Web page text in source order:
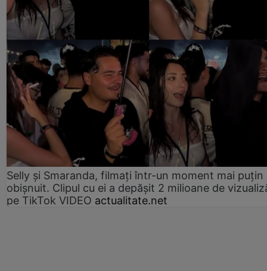
Selly și Smaranda, filmați într-un moment mai puțin
obișnuit. Clipul cu ei a depășit 2 milioane de
pe TikTok VIDEO actualitate.net